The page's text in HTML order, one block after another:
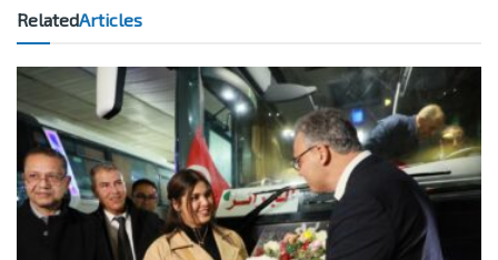
RelatedArticles